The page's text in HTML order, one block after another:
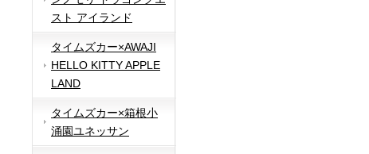
スト アイランド
タイムズカー×AWAJI
HELLO KITTY APPLE
LAND
タイムズカー×箱根小
涌園ユネッサン